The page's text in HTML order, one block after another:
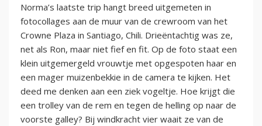
Norma’s laatste trip hangt breed uitgemeten in
fotocollages aan de muur van de crewroom van het
Crowne Plaza in Santiago, Chili. Drieëntachtig was ze,
net als Ron, maar niet fief en fit. Op de foto staat een
klein uitgemergeld vrouwtje met opgespoten haar en
een mager muizenbekkie in de camera te kijken. Het
deed me denken aan een ziek vogeltje. Hoe krijgt die
een trolley van de rem en tegen de helling op naar de
voorste galley? Bij windkracht vier waait ze van de